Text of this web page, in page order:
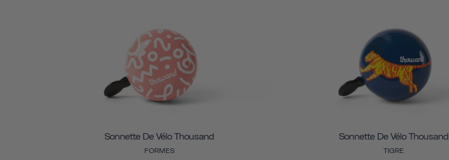
Sonnette De Vélo Thousand
FORMES
Sonnette De Vélo Thousand
TIGRE